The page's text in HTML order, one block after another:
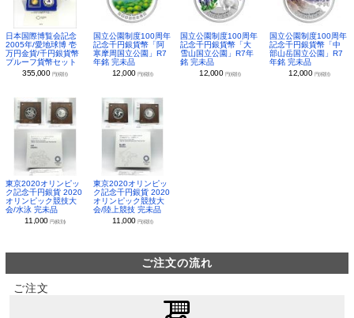
日本国際博覧会記念
2005年/愛地球博 壱
万円金貨/千円銀貨幣
プルーフ貨幣セット
355,000 円(税別)
国立公園制度100周年
記念千円銀貨幣「阿
寒摩周国立公園」R7
年銘 完未品
12,000 円(税別)
国立公園制度100周年
記念千円銀貨幣「大
雪山国立公園」R7年
銘 完未品
12,000 円(税別)
国立公園制度100周年
記念千円銀貨幣「中
部山岳国立公園」R7
年銘 完未品
12,000 円(税別)
東京2020オリンピッ
ク記念千円銀貨 2020
オリンピック競技大
会/水泳 完未品
11,000円(税別)
東京2020オリンピッ
ク記念千円銀貨 2020
オリンピック競技大
会/陸上競技 完未品
11,000 円(税別)
ご注文の流れ
ご注文